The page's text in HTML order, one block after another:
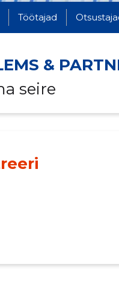
Töötajad
&
seire